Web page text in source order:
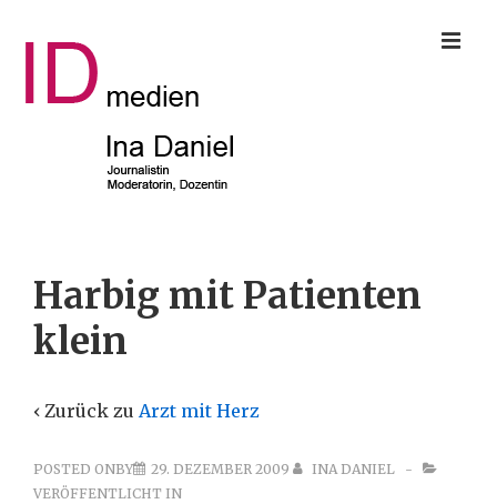
Zum
Navigation
Harbig mit Patienten
klein
‹ Zurück zu Arzt mit Herz
POSTED ONBY 29. DEZEMBER 2009
INA DANIEL
VERÖFFENTLICHT IN